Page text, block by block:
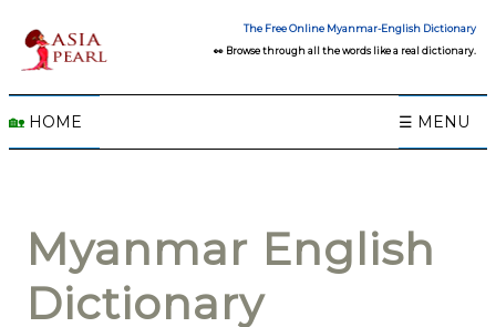
The Free Online Myanmar-English Dictionary
👀 Browse through all the words like a real dictionary.
🏡 HOME ☰ MENU
Myanmar English
Dictionary